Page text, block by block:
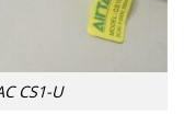
CS1-U